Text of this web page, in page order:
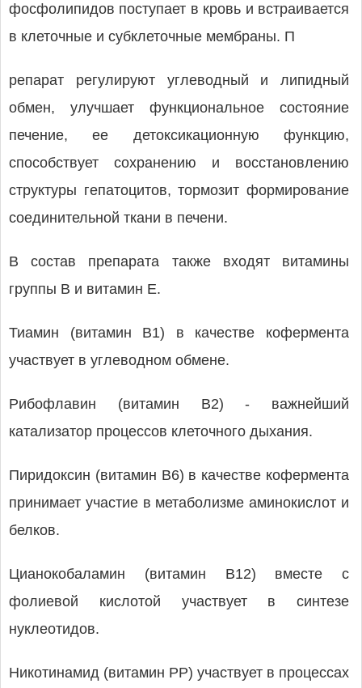
фосфолипидов поступает в кровь и встраивается
в клеточные и субклеточные мембраны. П
репарат регулируют углеводный и липидный
обмен, улучшает функциональное состояние
печение, ее детоксикационную функцию,
способствует сохранению и восстановлению
структуры гепатоцитов, тормозит формирование
соединительной ткани в печени.
В состав препарата также входят витамины
группы В и витамин Е.
Тиамин (витамин В1) в качестве кофермента
участвует в углеводном обмене.
Рибофлавин (витамин В2) - важнейший
катализатор процессов клеточного дыхания.
Пиридоксин (витамин B6) в качестве кофермента
принимает участие в метаболизме аминокислот и
белков.
Цианокобаламин (витамин B12) вместе с
фолиевой кислотой участвует в синтезе
нуклеотидов.
Никотинамид (витамин РР) участвует в процессах